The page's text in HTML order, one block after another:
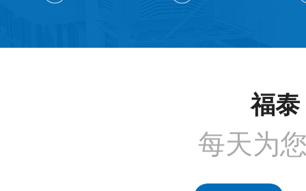
福泰
每天为